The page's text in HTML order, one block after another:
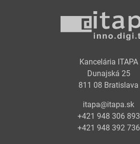
Kancelária ITAPA
Dunajská 25
811 08 Bratislava
itapa@itapa.sk
+421 948 306 893
+421 948 392 736